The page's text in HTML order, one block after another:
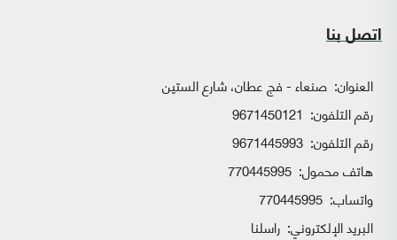
اتصل بنا
العنوان: صنعاء - فج عطان، شارع الستين
رقم التلفون: 9671450121
رقم التلفون: 9671445993
هاتف محمول: 770445995
واتساب:
البريد الإلكتروني: راسلنا